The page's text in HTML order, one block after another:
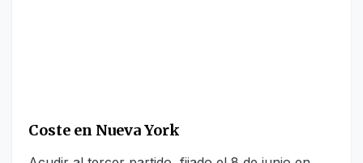
Coste en Nueva York